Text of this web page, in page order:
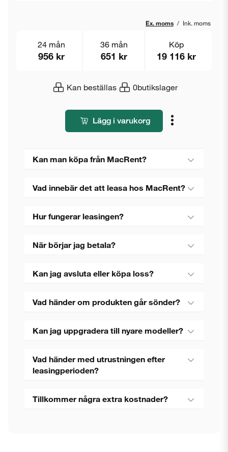
Ex. moms / Ink. moms
Kan beställas 0butikslager
24 mån
956 kr
36 mån
651 kr
Köp
19 116 kr
Lägg i varukorg
Kan man köpa från MacRent?
Vad innebär det att leasa hos MacRent?
Hur fungerar leasingen?
När börjar jag betala?
Kan jag avsluta eller köpa loss?
Vad händer om produkten går sönder?
Kan jag uppgradera till nyare modeller?
Vad händer med utrustningen efter
leasingperioden?
Tillkommer några extra kostnader?